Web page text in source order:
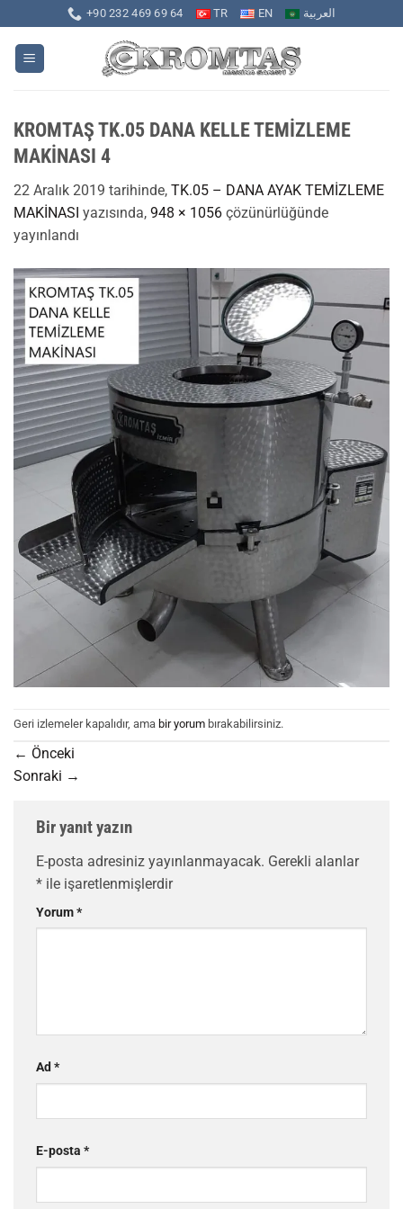
atla
+90 232 469 69 64 TR EN العربية
KROMTAŞ TK.05 DANA KELLE TEMİZLEME
MAKİNASI 4
22 Aralık 2019 tarihinde, TK.05 – DANA AYAK TEMİZLEME
MAKİNASI yazısında, 948 × 1056 çözünürlüğünde
yayınlandı
Geri izlemeler kapalıdır, ama bir yorum bırakabilirsiniz.
← Önceki
Sonraki →
Bir yanıt yazın
E-posta adresiniz yayınlanmayacak. Gerekli alanlar
* ile işaretlenmişlerdir
Yorum*
Ad *
E-posta *